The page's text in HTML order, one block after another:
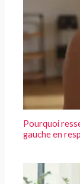
Pourquoi
gauche en